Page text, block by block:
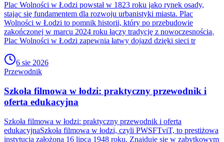
Plac Wolności w Łodzi powstał w 1823 roku jako rynek osady,
stając się fundamentem dla rozwoju urbanistyki miasta. Plac
Wolności w Łodzi to pomnik historii, który po przebudowie
zakończonej w marcu 2024 roku łączy tradycję z nowoczesnością.
Plac Wolności w Łodzi zapewnia łatwy dojazd dzięki sieci tr
6 sie 2026
Przewodnik
Szkoła filmowa w łodzi: praktyczny przewodnik i
oferta edukacyjna
Szkoła filmowa w łodzi: praktyczny przewodnik i oferta
edukacyjnaSzkoła filmowa w łodzi, czyli PWSFTviT, to prestiżowa
instytucja założona 16 lipca 1948 roku. Znajduje się w zabytkowym